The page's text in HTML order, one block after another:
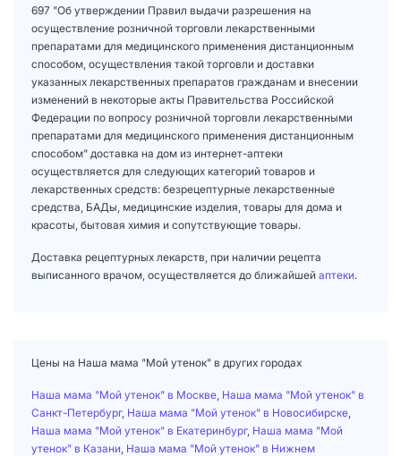
697 "Об утверждении Правил выдачи разрешения на
осуществление розничной торговли лекарственными
препаратами для медицинского применения дистанционным
способом, осуществления такой торговли и доставки
указанных лекарственных препаратов гражданам и внесении
изменений в некоторые акты Правительства Российской
Федерации по вопросу розничной торговли лекарственными
препаратами для медицинского применения дистанционным
способом" доставка на дом из интернет-аптеки
осуществляется для следующих категорий товаров и
лекарственных средств: безрецептурные лекарственные
средства, БАДы, медицинские изделия, товары для дома и
красоты, бытовая химия и сопутствующие товары.
Доставка рецептурных лекарств, при наличии рецепта
выписанного врачом, осуществляется до ближайшей аптеки.
Цены на Наша мама "Мой утенок" в других городах
Наша мама "Мой утенок" в Москве Наша мама "Мой утенок" в
Санкт-Петербург, Наша мама "Мой утенок" в Новосибирске
Наша мама "Мой утенок" в Екатеринбург, Наша мама "Мой
утенок" в Казани Наша мама "Мой утенок" в Нижнем